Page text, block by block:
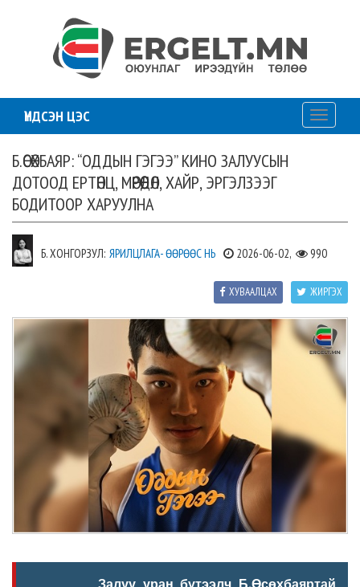
ҮНДСЭН ЦЭС
Toggle
Б.ӨСӨХБАЯР: “ОДДЫН ГЭГЭЭ” КИНО ЗАЛУУСЫН
ДОТООД ЕРТӨНЦ, МӨРӨӨДӨЛ, ХАЙР, ЭРГЭЛЗЭЭГ
БОДИТООР ХАРУУЛНА
Б. ХОНГОРЗУЛ: ЯРИЛЦЛАГА- ӨӨРӨӨС НЬ 2026-06-02, 990
ЖИРГЭХ
ХУВААЛЦАХ
Залуу уран бүтээлч Б.Өсөхбаяртай